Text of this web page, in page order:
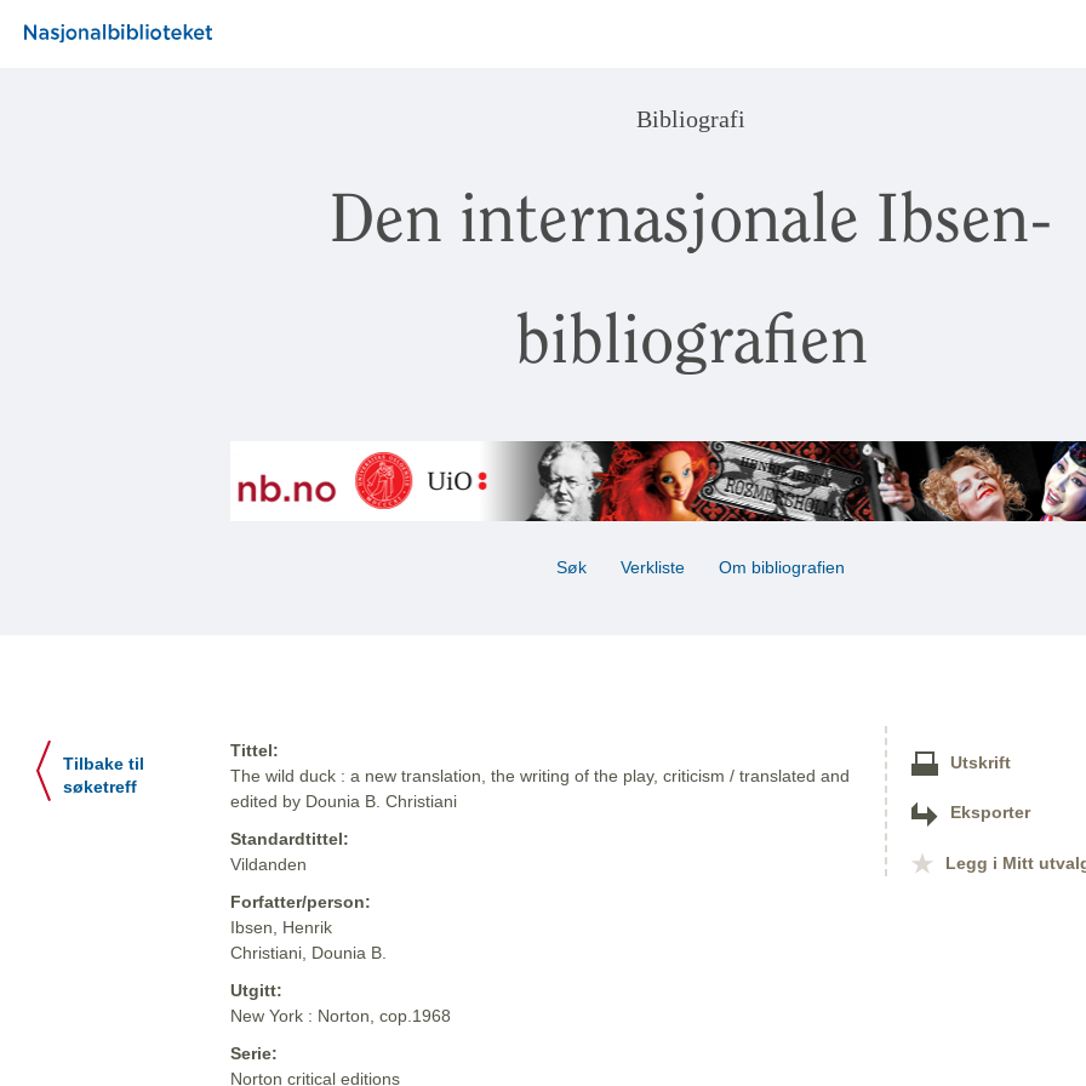
Bibliografi
Den internasjonale Ibsen-
bibliografien
Søk Verkliste Om bibliografien
Tilbake til
søketreff
Tittel:
The wild duck : a new translation, the writing of the play, criticism / translated and
edited by Dounia B. Christiani
Standardtittel:
Vildanden
Forfatter/person:
Ibsen, Henrik
Christiani, Dounia B.
Utgitt:
New York : Norton, cop.1968
Serie:
Norton critical editions
Utskrift
Eksporter
Legg i Mitt